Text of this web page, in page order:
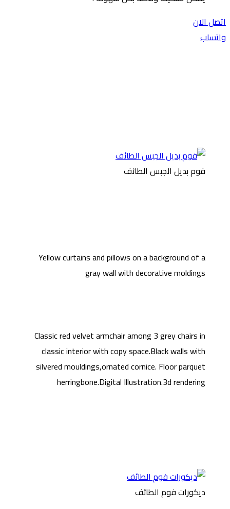
اتصل الان
واتساب
فوم بديل الجبس الطائف
Yellow curtains and pillows on a background of a
gray wall with decorative moldings
Classic red velvet armchair among 3 grey chairs in
classic interior with copy space.Black walls with
silvered mouldings,ornated cornice. Floor parquet
herringbone.Digital Illustration.3d rendering
ديكورات فوم الطائف